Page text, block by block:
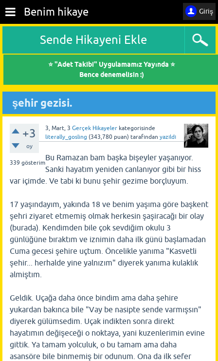
Giriş
Benim hikaye
Sende Hikayeni Ekle
⭐ "Adet Takibi" Uygulamamız Yayında ⭐
Bence denemelisin :)
şehir gezisi.
+3
oy
339 gösterim
3, Mart, 3 Gerçek Hikayeler kategorisinde
literally_gosling (343,780 puan) tarafından yazıldı
Bu Ramazan bam başka bişeyler yaşanıyor.
Sanki hayatım yeniden canlanıyor gibi bir hiss
var içimde. Ve tabi ki bunu şehir gezime borçluyum.
17 yaşındayım, yakında 18 ve benim yaşıma göre başkent
şehri ziyaret etmemiş olmak herkesin şaşiracağı bir olay
(burada). Kendimden bile çok sevdiğim okulu 3
günlüğüne bıraktım ve iznimin daha ilk günü başlamadan
Cuma gecesi şehire uçtum. Öncelikle yanıma "Kasvetli
şehir... herhalde yine yalnızım" diyerek yanıma kulaklık
almiştım.
Geldik. Uçağa daha önce bindim ama daha şehire
yukardan bakınca bile "Vay be nasipte sende varmışsın"
diyerek gülümsedim. Uçak indikten sonra direkt
hayatımın değişeceği o noktaya, yani kuzenlerimin evine
gittik. Ya tamam yolculuk, o bu tamam ama daha
asansöre bile binmemiş bir odunum. Ona da ilk sefer